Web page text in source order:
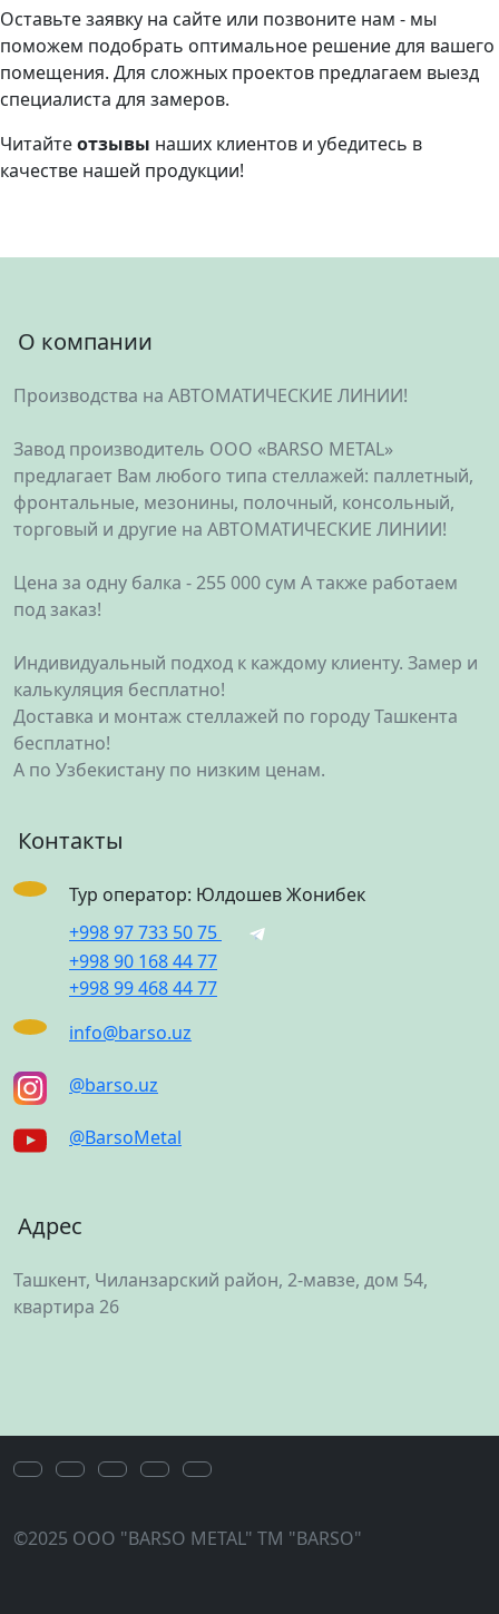
Оставьте заявку на сайте или позвоните нам - мы
поможем подобрать оптимальное решение для вашего
помещения. Для сложных проектов предлагаем выезд
специалиста для замеров.
Читайтеотзывы наших клиентов и убедитесь в
качестве нашей продукции!
О компании
Производства на АВТОМАТИЧЕСКИЕ ЛИНИИ!
Завод производитель ООО «BARSO METAL»
предлагает Вам любого типа стеллажей: паллетный,
фронтальные, мезонины, полочный, консольный,
торговый и другие на АВТОМАТИЧЕСКИЕ ЛИНИИ!
Цена за одну балка - 255 000 сум А также работаем
под заказ!
Индивидуальный подход к каждому клиенту. Замер и
калькуляция бесплатно!
Доставка и монтаж стеллажей по городу Ташкента
бесплатно!
А по Узбекистану по низким ценам.
Контакты
Тур оператор: Юлдошев Жонибек
+998 97 733 50 75
+998 90 168 44 77
+998 99 468 44 77
info@barso.uz
@barso.uz
@BarsoMetal
Адрес
Ташкент, Чиланзарский район, 2-мавзе, дом 54,
квартира 26
©2025 OOO "BARSO METAL" ТМ "BARSO"